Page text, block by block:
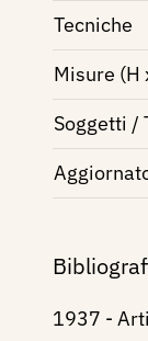
Tecniche
Misure (H
Soggetti /
1937 -